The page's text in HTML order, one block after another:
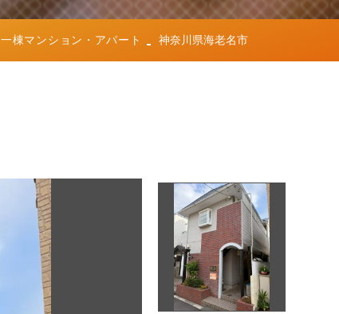
一棟マンション・アパート 神奈川県海老名市